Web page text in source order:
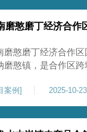
磨憨磨丁经济合作
磨憨磨丁经济合作
磨憨镇，是合作区
固施工工艺，通过
区后续建（构）筑
案例 ] 2025-10-23